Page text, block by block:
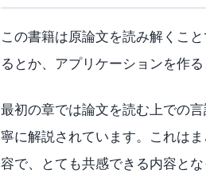
この書籍は原論文を読み解くこ
るとか、アプリケーションを作
最初の章では論文を読む上での
寧に解説されています。これは
容で、とても共感できる内容とな